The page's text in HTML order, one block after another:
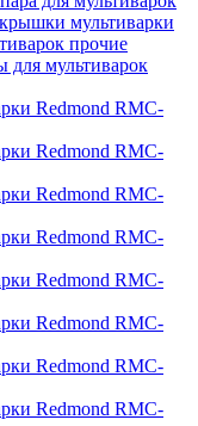
мультиварки
прочие
для мультиварок
Redmond RMC-
Redmond RMC-
Redmond RMC-
Redmond RMC-
Redmond RMC-
Redmond RMC-
Redmond RMC-
Redmond RMC-